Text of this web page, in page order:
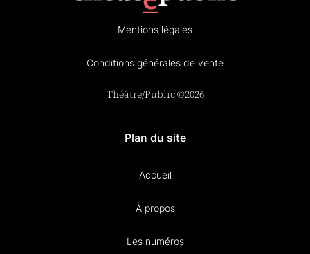
Mentions légales
Conditions générales de vente
Théâtre/Public ©2026
Plan du site
Accueil
À propos
Les numéros